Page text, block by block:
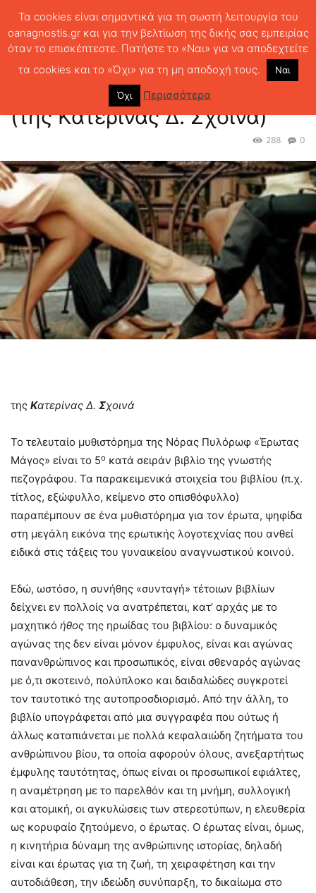
ΚΡΙΤΙΚΕΣ
Ένα ακόμα ερωτικό βιβλίο;
(της Κατερίνας Δ. Σχοινά)
Ένα ακόμα ερωτικό βιβλίο;
(της Κατερίνας Δ. Σχοινά)
0
288
της Κατερίνας Δ. Σχοινά
Το τελευταίο μυθιστόρημα της Νόρας Πυλόρωφ «Έρωτας
Μάγος» είναι το 5ο κατά σειράν βιβλίο της γνωστής
πεζογράφου. Τα παρακειμενικά στοιχεία του βιβλίου (π.χ.
τίτλος, εξώφυλλο, κείμενο στο οπισθόφυλλο)
παραπέμπουν σε ένα μυθιστόρημα για τον έρωτα, ψηφίδα
στη μεγάλη εικόνα της ερωτικής λογοτεχνίας που ανθεί
ειδικά στις τάξεις του γυναικείου αναγνωστικού κοινού.
Εδώ, ωστόσο, η συνήθης «συνταγή» τέτοιων βιβλίων
δείχνει εν πολλοίς να ανατρέπεται, κατ’ αρχάς με το
μαχητικό ήθος της ηρωίδας του βιβλίου: ο δυναμικός
αγώνας της δεν είναι μόνον έμφυλος, είναι και αγώνας
πανανθρώπινος και προσωπικός, είναι σθεναρός αγώνας
με ό,τι σκοτεινό, πολύπλοκο και δαιδαλώδες συγκροτεί
τον ταυτοτικό της αυτοπροσδιορισμό. Από την άλλη, το
βιβλίο υπογράφεται από μια συγγραφέα που ούτως ή
άλλως καταπιάνεται με πολλά κεφαλαιώδη ζητήματα του
ανθρώπινου βίου, τα οποία αφορούν όλους, ανεξαρτήτως
έμφυλης ταυτότητας, όπως είναι οι προσωπικοί εφιάλτες,
η αναμέτρηση με το παρελθόν και τη μνήμη, συλλογική
και ατομική, οι αγκυλώσεις των στερεοτύπων, η ελευθερία
ως κορυφαίο ζητούμενο, ο έρωτας. Ο έρωτας είναι, όμως,
η κινητήρια δύναμη της ανθρώπινης ιστορίας, δηλαδή
είναι και έρωτας για τη ζωή, τη χειραφέτηση και την
αυτοδιάθεση, την ιδεώδη συνύπαρξη, το δικαίωμα στο
Τα cookies είναι σημαντικά για τη σωστή λειτουργία του
oanagnostis.gr και για την βελτίωση της δικής σας εμπειρίας
όταν το επισκέπτεστε. Πατήστε το «Ναι» για να αποδεχτείτε
τα cookies και το «Όχι» για τη μη αποδοχή τους.
Ναι
Όχι Περισσότερα